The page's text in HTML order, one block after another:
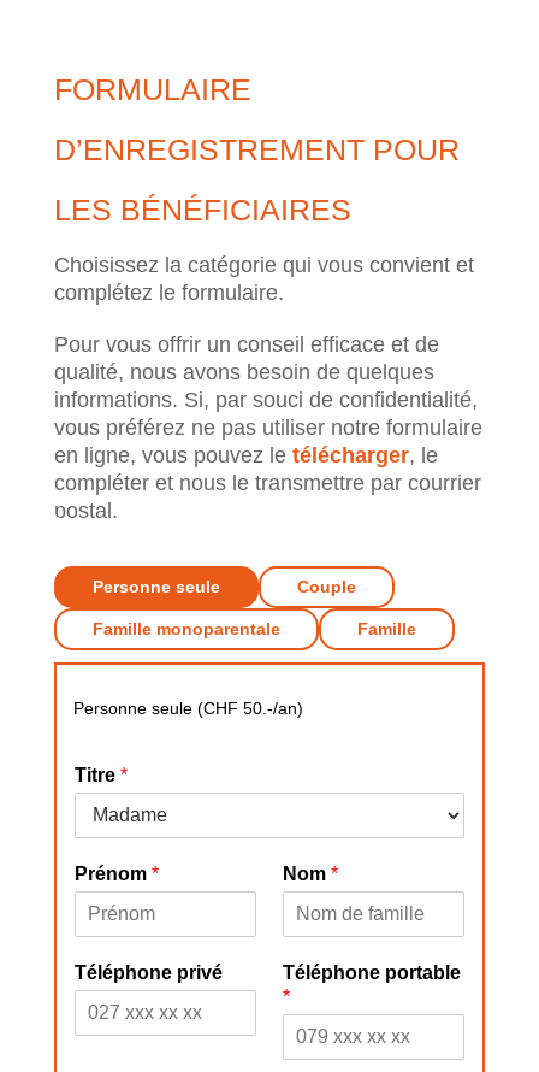
FORMULAIRE
D’ENREGISTREMENT POUR
LES BÉNÉFICIAIRES
Choisissez la catégorie qui vous convient et
complétez le formulaire.
Pour vous offrir un conseil efficace et de
qualité, nous avons besoin de quelques
informations. Si, par souci de confidentialité,
vous préférez ne pas utiliser notre formulaire
en ligne, vous pouvez le télécharger, le
compléter et nous le transmettre par courrier
postal.
Personne seule Couple
Famille monoparentale Famille
Personne seule (CHF 50.-/an)
Titre*
Prénom* Nom *
Téléphone privé
Téléphone portable
*